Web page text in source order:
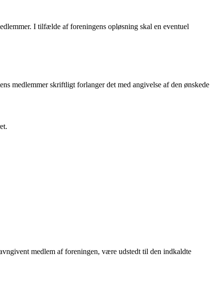
I tilfælde af foreningens opløsning skal en eventuel
medlemmer skriftligt forlanger det med angivelse af den ønskede
medlem af foreningen, være udstedt til den indkaldte